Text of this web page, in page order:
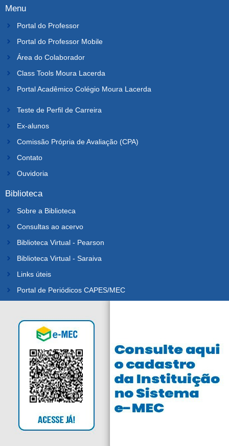
Menu
Portal do Professor
Portal do Professor Mobile
Área do Colaborador
Class Tools Moura Lacerda
Portal Acadêmico Colégio Moura Lacerda
Teste de Perfil de Carreira
Ex-alunos
Comissão Própria de Avaliação (CPA)
Contato
Ouvidoria
Biblioteca
Sobre a Biblioteca
Consultas ao acervo
Biblioteca Virtual - Pearson
Biblioteca Virtual - Saraiva
Links úteis
Portal de Periódicos CAPES/MEC